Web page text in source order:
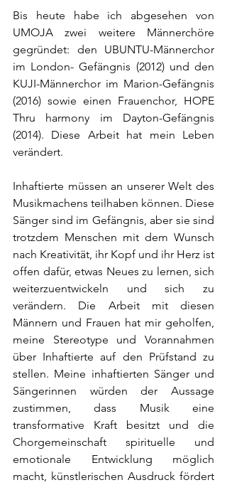
Bis heute habe ich abgesehen von
UMOJA zwei weitere Männerchöre
gegründet: den UBUNTU-Männerchor
im London- Gefängnis (2012) und den
KUJI-Männerchor im Marion-Gefängnis
(2016) sowie einen Frauenchor, HOPE
Thru harmony im Dayton-Gefängnis
(2014). Diese Arbeit hat mein Leben
verändert.
Inhaftierte müssen an unserer Welt des
Musikmachens teilhaben können. Diese
Sänger sind im Gefängnis, aber sie sind
trotzdem Menschen mit dem Wunsch
nach Kreativität, ihr Kopf und ihr Herz ist
offen dafür, etwas Neues zu lernen, sich
weiterzuentwickeln und sich zu
verändern. Die Arbeit mit diesen
Männern und Frauen hat mir geholfen,
meine Stereotype und Vorannahmen
über Inhaftierte auf den Prüfstand zu
stellen. Meine inhaftierten Sänger und
Sängerinnen würden der Aussage
zustimmen, dass Musik eine
transformative Kraft besitzt und die
Chorgemeinschaft spirituelle und
emotionale Entwicklung möglich
macht, künstlerischen Ausdruck fördert